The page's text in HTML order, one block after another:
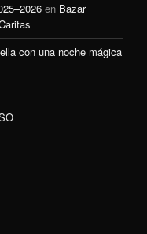
en Bazar
con una noche mágica